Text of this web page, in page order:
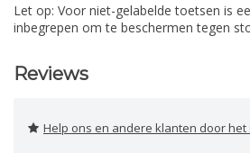
Let op: Voor niet-gelabelde toetsen is
inbegrepen om te beschermen tegen
Reviews
Help ons en andere klanten door het